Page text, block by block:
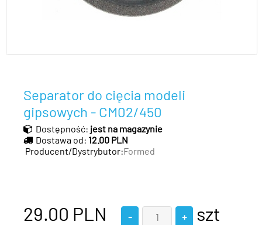
Separator do cięcia modeli
gipsowych - CM02/450
Dostępność: jest na magazynie
Dostawa od: 12.00 PLN
Producent/Dystrybutor:Formed
29.00 PLN szt